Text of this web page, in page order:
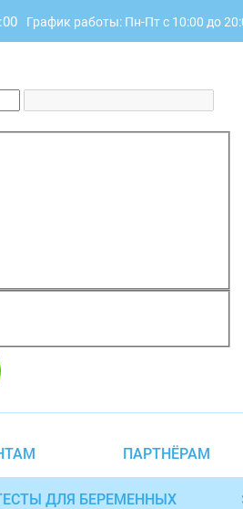
График работы: Пн-Пт с 10:00 до
ПАРТНЁРАМ
ДЛЯ БЕРЕМЕННЫХ